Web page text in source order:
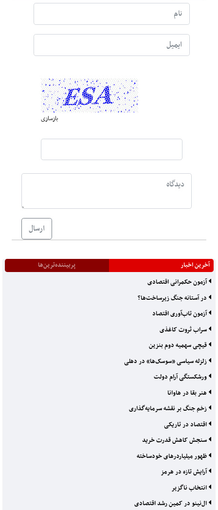
بازسازی
ارسال
آخرین اخبار
پربیننده‌ترین‌ها
آزمون حکمرانی اقتصادی
در آستانه جنگ زیرساخت‌ها؟
آزمون تاب‌آوری اقتصاد
سراب ثروت کاغذی
قیچی سهمیه دوم بنزین
زلزله سیاسی «سوسک‌ها» در دهلی
ورشکستگی آرام دولت
هنر بقا در هاوانا
زخم جنگ بر نقشه سرمایه‌گذاری
اقتصاد در تاریکی
سنجش کاهش قدرت خرید
ظهور میلیاردرهای خودساخته
آرایش تازه در هرمز
انتخاب ناگزیر
ال‌نینو در کمین رشد اقتصادی